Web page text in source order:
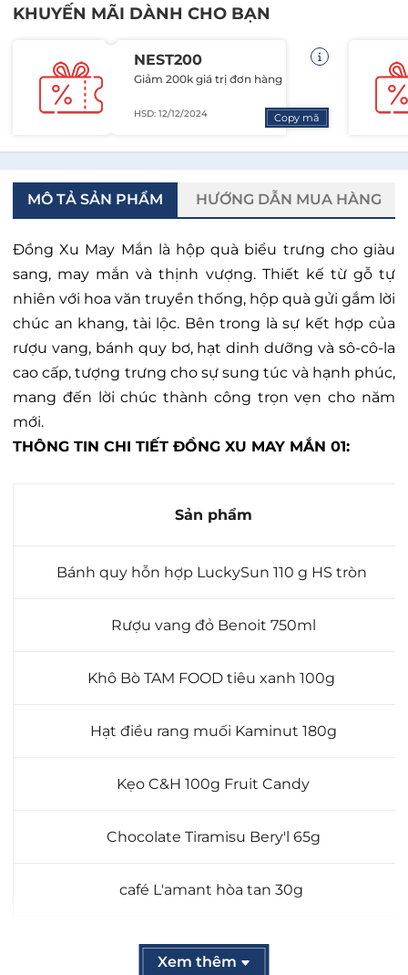
KHUYẾN MÃI DÀNH CHO BẠN
NEST200
Giảm 200k giá trị đơn hàng
HSD: 12/12/2024 Copy mã
MÔ TẢ SẢN PHẨM HƯỚNG DẪN MUA HÀNG
Đồng Xu May Mắn là hộp quà biểu trưng cho giàu
sang, may mắn và thịnh vượng. Thiết kế từ gỗ tự
nhiên với hoa văn truyền thống, hộp quà gửi gắm lời
chúc an khang, tài lộc. Bên trong là sự kết hợp của
rượu vang, bánh quy bơ, hạt dinh dưỡng và sô-cô-la
cao cấp, tượng trưng cho sự sung túc và hạnh phúc,
mang đến lời chúc thành công trọn vẹn cho năm
mới.
THÔNG TIN CHI TIẾT ĐỒNG XU MAY MẮN 01:
Sản phẩm
Bánh quy hỗn hợp LuckySun 110 g HS tròn
Rượu vang đỏ Benoit 750ml
Khô Bò TAM FOOD tiêu xanh 100g
Hạt điều rang muối Kaminut 180g
Kẹo C&H 100g Fruit Candy
Chocolate Tiramisu Bery'l 65g
café L'amant hòa tan 30g
Hộp gỗ + Túi
Xem thêm